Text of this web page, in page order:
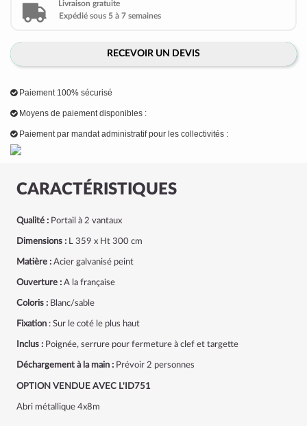
CARACTÉRISTIQUES
Qualité : Portail à 2 vantaux
Dimensions : L 359 x Ht 300 cm
Matière : Acier galvanisé peint
Ouverture : A la française
Coloris : Blanc/sable
Fixation : Sur le coté le plus haut
Inclus : Poignée, serrure pour fermeture à clef et targette
Déchargement à la main : Prévoir 2 personnes
OPTION VENDUE AVEC L'ID751
Abri métallique 4x8m
Livraison gratuite
Expédié sous 5 à 7 semaines
RECEVOIR UN DEVIS
Paiement 100% sécurisé
Moyens de paiement disponibles :
Paiement par mandat administratif pour les collectivités :